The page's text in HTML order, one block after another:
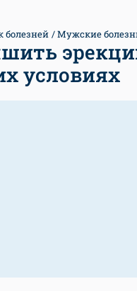
болезней Мужские
условиях